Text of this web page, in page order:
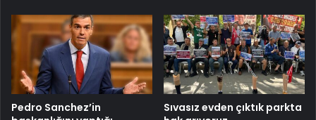
Pedro Sanchez’in
Sıvasız evden çıktık parkta